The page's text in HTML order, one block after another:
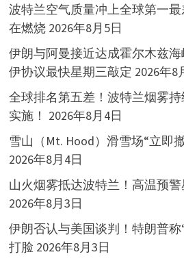
波特兰空气质量冲上全球第一
在燃烧 2026年8月5日
伊朗与阿曼接近达成霍尔木兹
伊协议最快星期三敲定 2026年8
全球排名第五差！波特兰烟雾
实施！ 2026年8月4日
雪山（Mt. Hood）滑雪场“立即
2026年8月4日
山火烟雾抵达波特兰！高温预警
2026年8月3日
伊朗否认与美国谈判！特朗普
打脸 2026年8月3日